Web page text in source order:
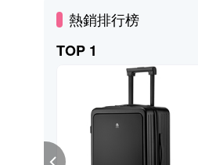
熱銷排行榜
TOP 1